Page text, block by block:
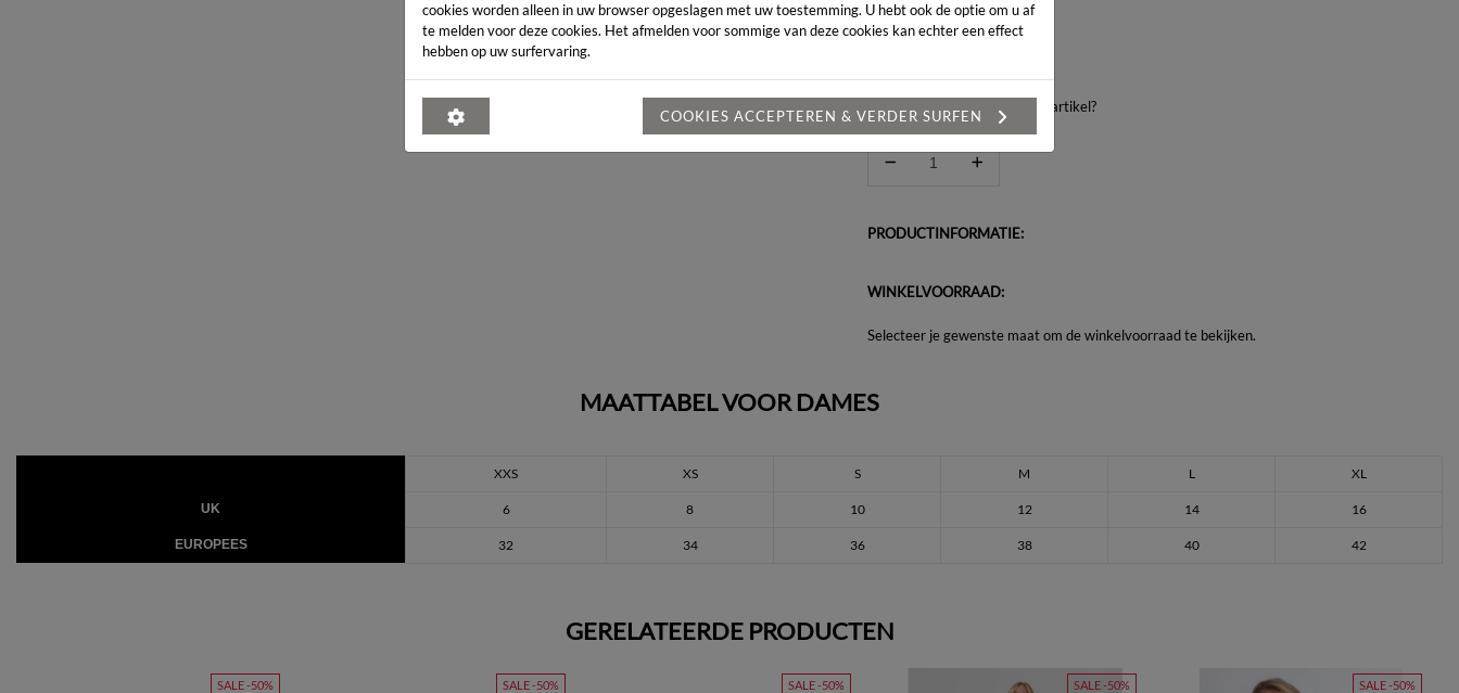
KLEUR:
Heeft u een vraag over dit artikel?
PRODUCTINFORMATIE:
WINKELVOORRAAD:
Selecteer je gewenste maat om de winkelvoorraad te bekijken.
MAATTABEL VOOR DAMES
XXS XS S M L XL
UK 6 8 10 12 14 16
EUROPEES 32 34 36 38 40 42
GERELATEERDE PRODUCTEN
SALE -50% SALE -50% SALE -50% SALE -50% SALE -50%
cookies worden alleen in uw browser opgeslagen met uw toestemming. U hebt ook de optie om u af
te melden voor deze cookies. Het afmelden voor sommige van deze cookies kan echter een effect
hebben op uw surfervaring.
COOKIES ACCEPTEREN & VERDER SURFEN